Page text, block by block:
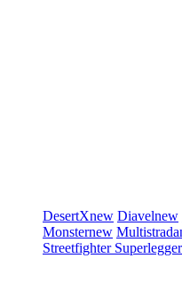
DesertXnew Diavelnew
Monsternew Multistrada
Streetfighter